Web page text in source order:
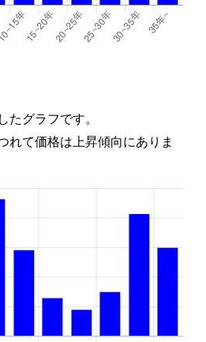
グラフです。
れて価格は上昇傾向にありま